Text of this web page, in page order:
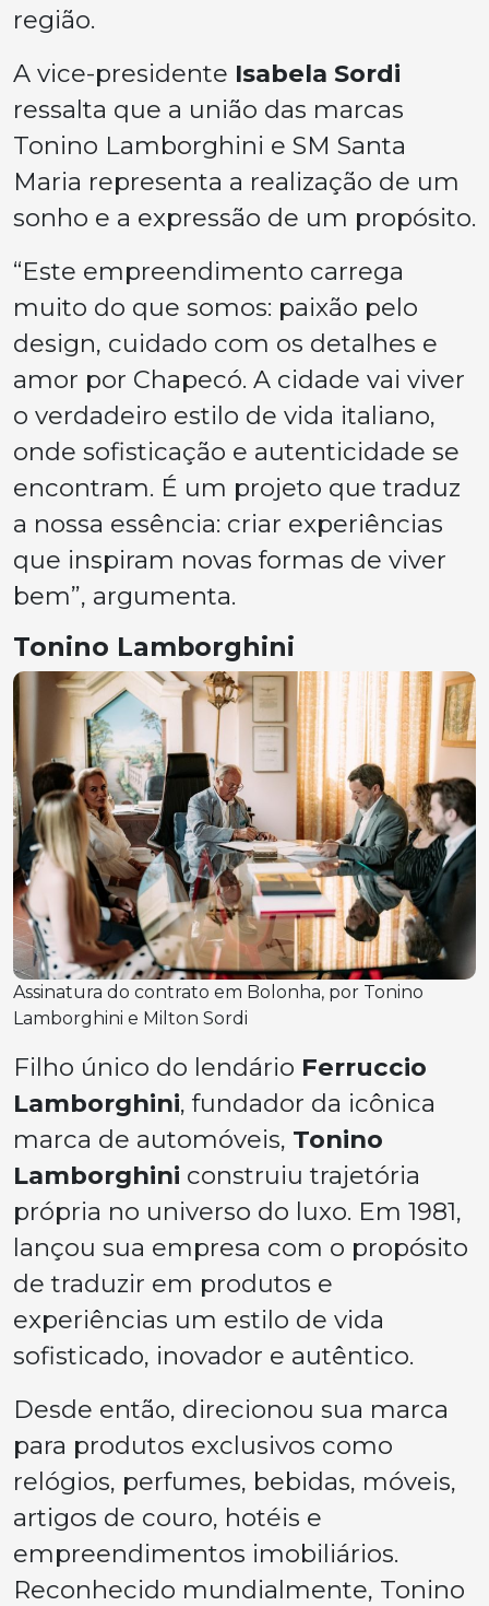
região.
A vice-presidente Isabela Sordi
ressalta que a união das marcas
Tonino Lamborghini e SM Santa
Maria representa a realização de um
sonho e a expressão de um propósito.
“Este empreendimento carrega
muito do que somos: paixão pelo
design, cuidado com os detalhes e
amor por Chapecó. A cidade vai viver
o verdadeiro estilo de vida italiano,
onde sofisticação e autenticidade se
encontram. É um projeto que traduz
a nossa essência: criar experiências
que inspiram novas formas de viver
bem”, argumenta.
Tonino Lamborghini
Assinatura do contrato em Bolonha, por Tonino
Lamborghini e Milton Sordi
Filho único do lendário Ferruccio
Lamborghini, fundador da icônica
marca de automóveis, Tonino
Lamborghini construiu trajetória
própria no universo do luxo. Em 1981,
lançou sua empresa com o propósito
de traduzir em produtos e
experiências um estilo de vida
sofisticado, inovador e autêntico.
Desde então, direcionou sua marca
para produtos exclusivos como
relógios, perfumes, bebidas, móveis,
artigos de couro, hotéis e
empreendimentos imobiliários.
Reconhecido mundialmente, Tonino